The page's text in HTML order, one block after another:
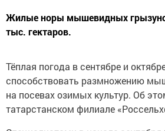
Жилые норы мышевидных
тыс. гектаров.
Тёплая погода в сентябре и
способствовать размножению
на посевах озимых культур. Об
татарстанском филиале